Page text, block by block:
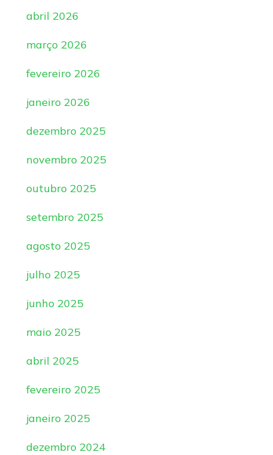
abril 2026
março 2026
fevereiro 2026
janeiro 2026
dezembro 2025
novembro 2025
outubro 2025
setembro 2025
agosto 2025
julho 2025
junho 2025
maio 2025
abril 2025
fevereiro 2025
janeiro 2025
dezembro 2024